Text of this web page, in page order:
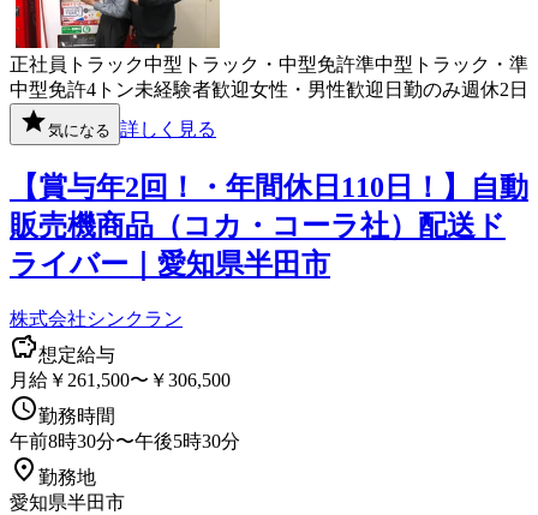
正社員 トラック中型トラック・中型免許準中型トラック・準
中型免許4トン未経験者歓迎女性・男性歓迎 日勤のみ週休2日
気になる 詳しく見る
【賞与年2回！・年間休日110日！】自動
販売機商品（コカ・コーラ社）配送ド
ライバー｜愛知県半田市
株式会社シンクラン
想定給与
月給￥261,500〜￥306,500
勤務時間
午前8時30分〜午後5時30分
勤務地
愛知県半田市